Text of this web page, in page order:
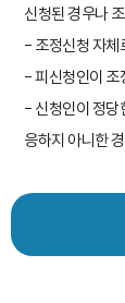
신청된 경우나
- 조정신청 자체
- 피신청인이 조
- 신청인이 정당
응하지 아니한